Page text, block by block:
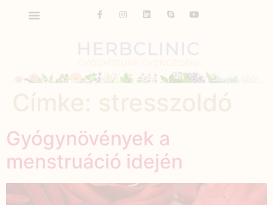
Gyógynövények a
menstruáció idején